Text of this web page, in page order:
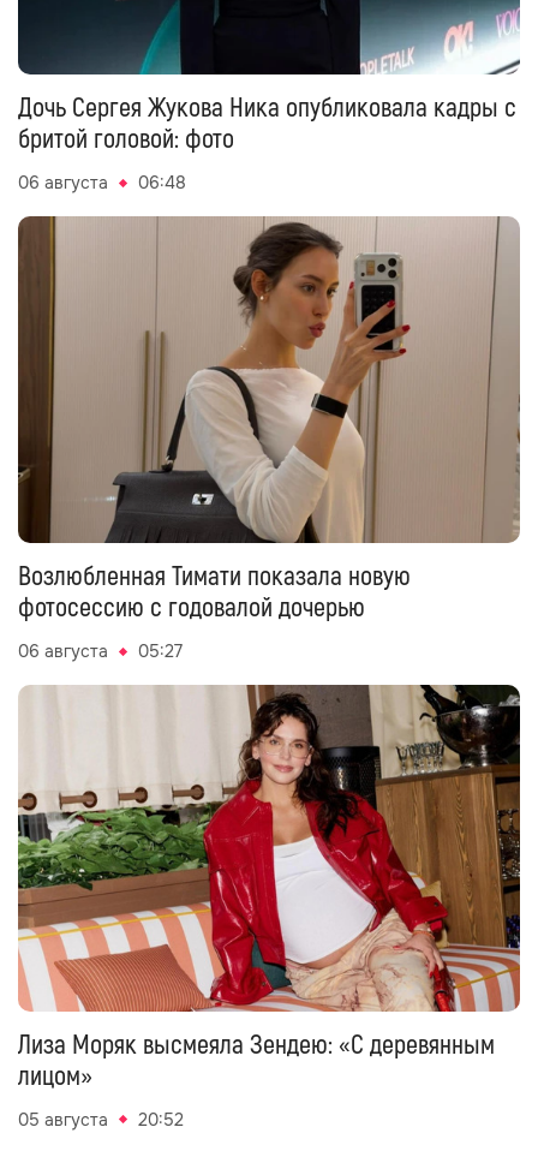
Дочь Сергея Жукова Ника опубликовала кадры с
бритой головой: фото
06 августа 06:48
Возлюбленная Тимати показала новую
фотосессию с годовалой дочерью
06 августа 05:27
Лиза Моряк высмеяла Зендею: «С деревянным
лицом»
05 августа 20:52